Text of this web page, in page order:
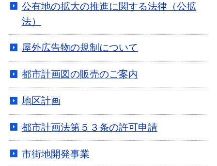
公有地の拡大の推進に関する法律（公拡
法）
屋外広告物の規制について
都市計画図の販売のご案内
地区計画
都市計画法第５３条の許可申請
市街地開発事業